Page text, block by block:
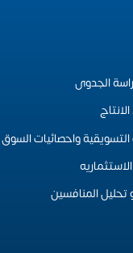
الجدوى
واحصائيات السوق
تحليل المنافسين